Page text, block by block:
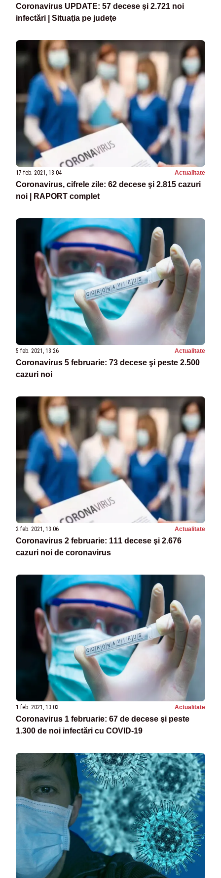
Coronavirus UPDATE: 57 decese şi 2.721 noi
infectări | Situaţia pe judeţe
17 feb. 2021, 13:04 Actualitate
Coronavirus, cifrele zile: 62 decese şi 2.815 cazuri
noi | RAPORT complet
5 feb. 2021, 13:26 Actualitate
Coronavirus 5 februarie: 73 decese şi peste 2.500
cazuri noi
2 feb. 2021, 13:06 Actualitate
Coronavirus 2 februarie: 111 decese şi 2.676
cazuri noi de coronavirus
1 feb. 2021, 13:03 Actualitate
Coronavirus 1 februarie: 67 de decese şi peste
1.300 de noi infectări cu COVID-19